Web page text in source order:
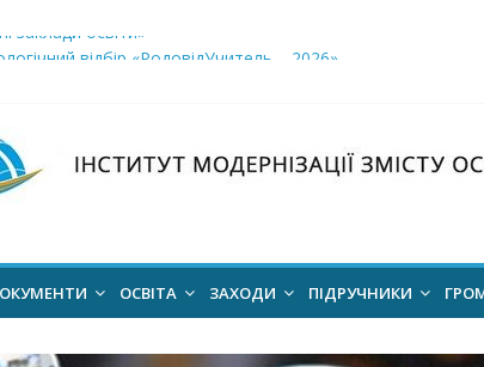
заклади освіти»
проєкт наказу “Про затвердження Положення про
здобуття академічних стипендій імені Героїв
ОСВІТА ЗАХОДИ ПІДРУЧНИКИ